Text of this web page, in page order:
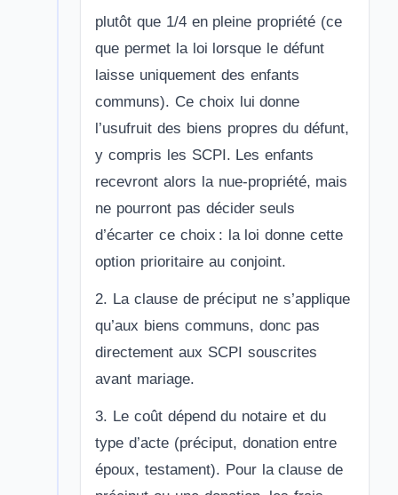
plutôt que 1/4 en pleine propriété (ce
que permet la loi lorsque le défunt
laisse uniquement des enfants
communs). Ce choix lui donne
l’usufruit des biens propres du défunt,
y compris les SCPI. Les enfants
recevront alors la nue-propriété, mais
ne pourront pas décider seuls
d’écarter ce choix : la loi donne cette
option prioritaire au conjoint.
2. La clause de préciput ne s’applique
qu’aux biens communs, donc pas
directement aux SCPI souscrites
avant mariage.
3. Le coût dépend du notaire et du
type d’acte (préciput, donation entre
époux, testament). Pour la clause de